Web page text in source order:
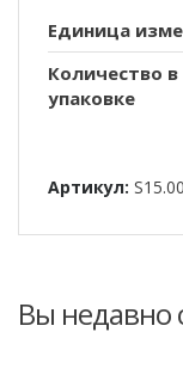
Единица
Количество в
упаковке
Артикул:
Вы недавно